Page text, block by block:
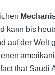
kann bis
auf der Welt
that Saudi